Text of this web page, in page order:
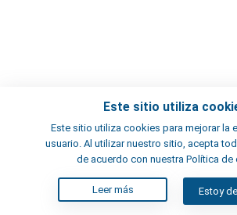
Este sitio utiliza
Este sitio utiliza cookies para mejorar la
usuario. Al utilizar nuestro sitio, acepta
de acuerdo con nuestra Política de
Leer más Estoy